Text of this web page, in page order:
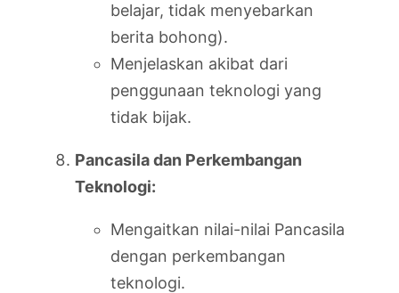
belajar, tidak menyebarkan
berita bohong).
Menjelaskan akibat dari
penggunaan teknologi yang
tidak bijak.
Pancasila dan Perkembangan
Teknologi:
Mengaitkan nilai-nilai Pancasila
dengan perkembangan
teknologi.